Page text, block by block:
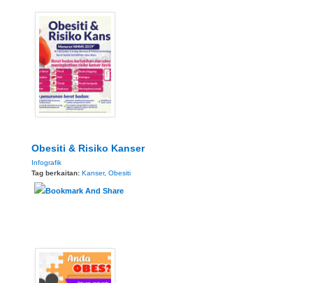
Obesiti & Risiko Kanser
Infografik
Tag berkaitan: Kanser, Obesiti